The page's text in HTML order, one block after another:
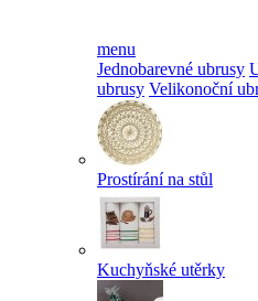
menu
Jednobarevné ubrusy
ubrusy Velikonoční
Prostírání na stůl
Kuchyňské utěrky